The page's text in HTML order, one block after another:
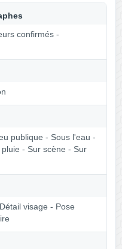
confirmés -
publique - Sous l'eau -
- Sur scène - Sur
visage - Pose